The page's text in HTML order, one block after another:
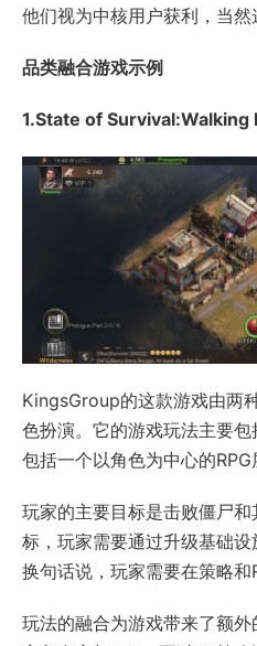
他们视为中核用户获利，当然
品类融合游戏示例
1.State of Survival:Walking
KingsGroup的这款游戏由两
色扮演。它的游戏玩法主要
包括一个以角色为中心的RPG
玩家的主要目标是击败僵尸
标，玩家需要通过升级基础
换句话说，玩家需要在策略和
玩法的融合为游戏带来了额